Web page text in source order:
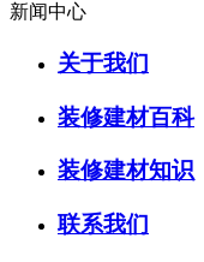
新闻中心
关于我们
装修建材百科
装修建材知识
联系我们